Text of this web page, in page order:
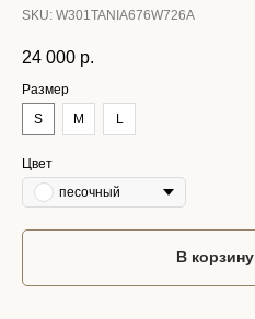
SKU: W301TANIA676W726A
24 000 р.
Размер
S
M L
Цвет
песочный
В корзину